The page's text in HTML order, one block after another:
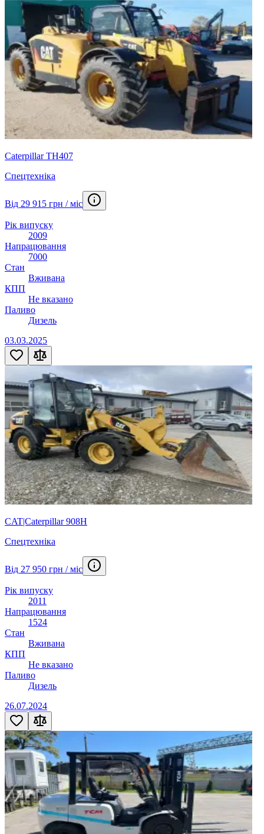
Caterpillar TH407
Спецтехніка
Від 29 915 грн / міс
Рік випуску
2009
Напрацювання
7000
Стан
Вживана
КПП
Не вказано
Паливо
Дизель
03.03.2025
CAT|Caterpillar 908H
Спецтехніка
Від 27 950 грн / міс
Рік випуску
2011
Напрацювання
1524
Стан
Вживана
КПП
Не вказано
Паливо
Дизель
26.07.2024